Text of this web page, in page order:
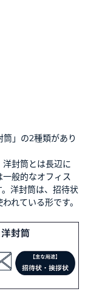
」の2種類があり
封筒とは長辺に
般的なオフィス
洋封筒は、招待状
れている形です。